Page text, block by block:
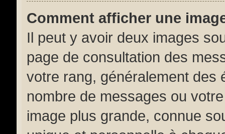
Comment afficher une
Il peut y avoir deux images
page de consultation des
votre rang, généralement des
nombre de messages ou
image plus grande, connue